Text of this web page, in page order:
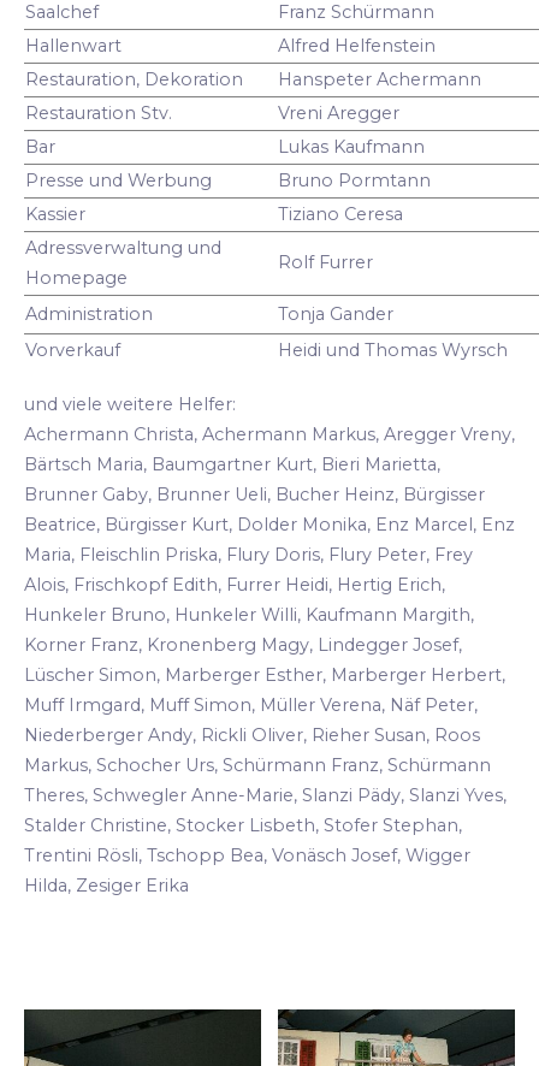
Saalchef
Franz Schürmann
Hallenwart
Alfred Helfenstein
Restauration, Dekoration
Hanspeter Achermann
Restauration Stv.
Vreni Aregger
Bar
Lukas Kaufmann
Presse und Werbung
Bruno Pormtann
Kassier
Tiziano Ceresa
Adressverwaltung und
Homepage
Rolf Furrer
Administration
Tonja Gander
Vorverkauf
Heidi und Thomas Wyrsch
und viele weitere Helfer:
Achermann Christa, Achermann Markus, Aregger Vreny,
Bärtsch Maria, Baumgartner Kurt, Bieri Marietta,
Brunner Gaby, Brunner Ueli, Bucher Heinz, Bürgisser
Beatrice, Bürgisser Kurt, Dolder Monika, Enz Marcel, Enz
Maria, Fleischlin Priska, Flury Doris, Flury Peter, Frey
Alois, Frischkopf Edith, Furrer Heidi, Hertig Erich,
Hunkeler Bruno, Hunkeler Willi, Kaufmann Margith,
Korner Franz, Kronenberg Magy, Lindegger Josef,
Lüscher Simon, Marberger Esther, Marberger Herbert,
Muff Irmgard, Muff Simon, Müller Verena, Näf Peter,
Niederberger Andy, Rickli Oliver, Rieher Susan, Roos
Markus, Schocher Urs, Schürmann Franz, Schürmann
Theres, Schwegler Anne-Marie, Slanzi Pädy, Slanzi Yves,
Stalder Christine, Stocker Lisbeth, Stofer Stephan,
Trentini Rösli, Tschopp Bea, Vonäsch Josef, Wigger
Hilda, Zesiger Erika